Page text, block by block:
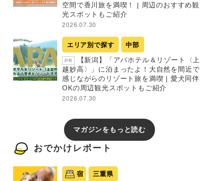
空間で香川旅を満喫！ | 周辺のおすすめ観
光スポットもご紹介
2026.07.30
エリア別で探す 中部
PR
【新潟】「アパホテル＆リゾート〈上
越妙高〉」に泊まったよ！大自然を間近で
感じながらのリゾート旅を満喫 | 愛犬同伴
OKの周辺観光スポットもご紹介
2026.07.30
マガジンをもっと読む
おでかけレポート
宿 三重県